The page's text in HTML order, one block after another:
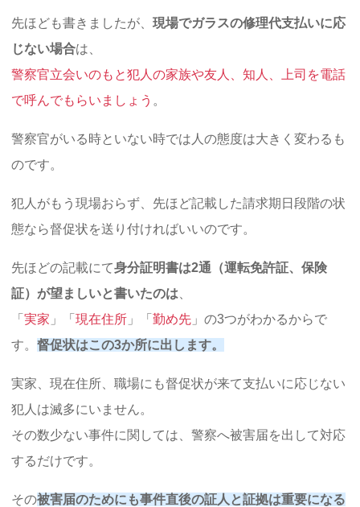
先ほども書きましたが、 現場でガラスの修理代支払いに応
じない場合は、
警察官立会いのもと犯人の家族や友人、知人、上司を電話
で呼んでもらいましょう 。
警察官がいる時といない時では人の態度は大きく変わるも
のです。
犯人がもう現場おらず、先ほど記載した請求期日段階の状
態なら督促状を送り付ければいいのです。
先ほどの記載にて身分証明書は2通（運転免許証、保険
証）が望ましいと書いたのは
「 実家 」「 現在住所」「 勤め先」の3つがわかるからで
す。 督促状はこの3か所に出します。
実家、現在住所、職場にも督促状が来て支払いに応じない
犯人は滅多にいません。
その数少ない事件に関しては、警察へ被害届を出して対応
するだけです。
その被害届のためにも事件直後の証人と証拠は重要になる